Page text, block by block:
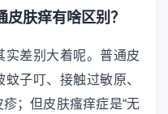
肤痒有啥区别？
实差别大着呢。普通皮
子叮、接触过敏原、
；但皮肤瘙痒症是“无